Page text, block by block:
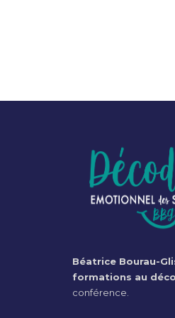
Béatrice Bourau-
formations au
conférence.